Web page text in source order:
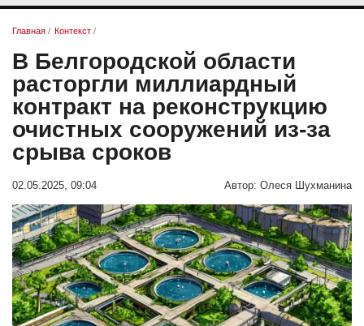
Главная / Контекст /
В Белгородской области
расторгли миллиардный
контракт на реконструкцию
очистных сооружений из-за
срыва сроков
02.05.2025, 09:04 Автор: Олеся Шухманина